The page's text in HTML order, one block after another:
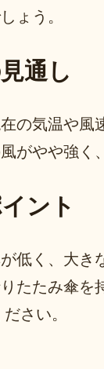
ょう。
通し
の気温や風
がやや強く
ント
低く、大き
たたみ傘
さい。